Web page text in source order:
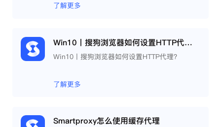
了解更多
Win10丨搜狗浏览器如何设置HTTP代理？
Win10丨搜狗浏览器如何设置HTTP代理？
了解更多
Smartproxy怎么使用缓存代理